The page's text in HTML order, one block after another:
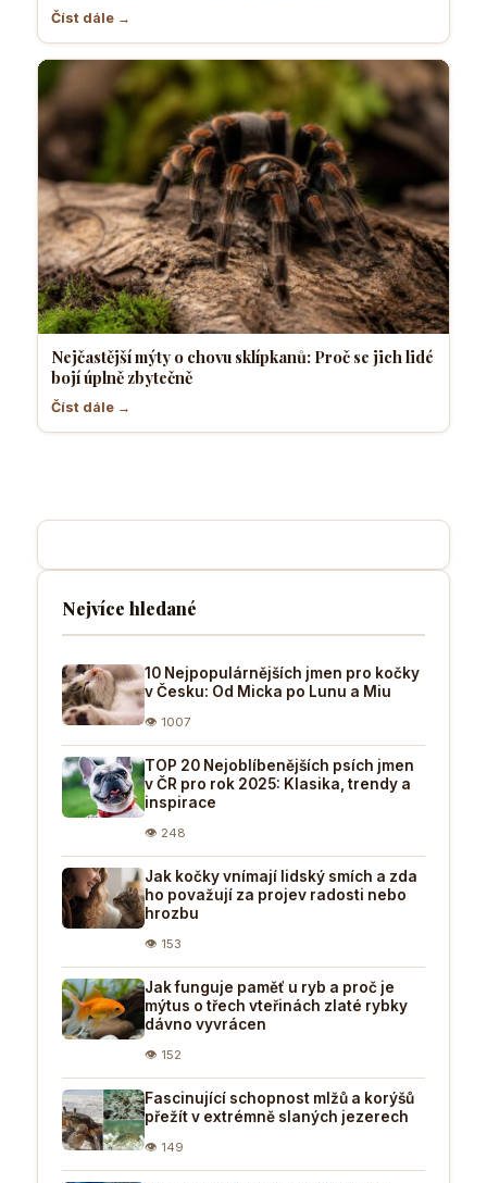
Číst dále →
Nejčastější mýty o chovu sklípkanů: Proč se jich lidé
bojí úplně zbytečně
Číst dále →
Nejvíce hledané
10 Nejpopulárnějších jmen pro kočky
v Česku: Od Micka po Lunu a Miu
👁 1007
TOP 20 Nejoblíbenějších psích jmen
v ČR pro rok 2025: Klasika, trendy a
inspirace
👁 248
Jak kočky vnímají lidský smích a zda
ho považují za projev radosti nebo
hrozbu
👁 153
Jak funguje paměť u ryb a proč je
mýtus o třech vteřinách zlaté rybky
dávno vyvrácen
👁 152
Fascinující schopnost mlžů a korýšů
přežít v extrémně slaných jezerech
👁 149